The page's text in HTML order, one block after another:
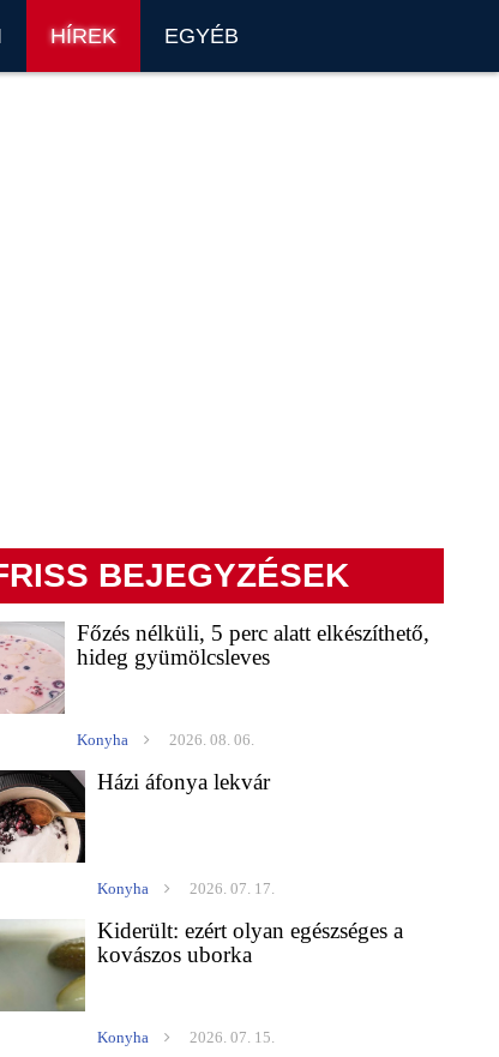
HÍREK EGYÉB
BEJEGYZÉSEK
Főzés nélküli, 5 perc alatt elkészíthető,
hideg gyümölcsleves
Konyha 2026. 08. 06.
Házi áfonya lekvár
Konyha 2026. 07. 17.
Kiderült: ezért olyan egészséges a
kovászos uborka
Konyha 2026. 07. 15.